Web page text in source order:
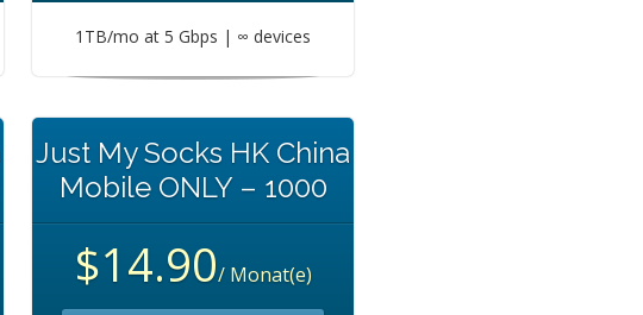
1TB/mo at 5 Gbps | ∞ devices
Just My Socks HK China
Mobile ONLY – 1000
$14.90/ Monat(e)